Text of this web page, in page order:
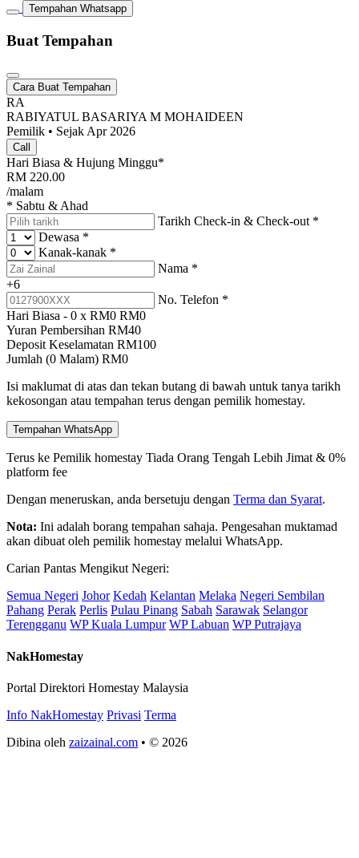
Tempahan Whatsapp
Buat Tempahan
Cara Buat Tempahan
RA
RABIYATUL BASARIYA M MOHAIDEEN
Pemilik • Sejak Apr 2026
Call
Hari Biasa & Hujung Minggu*
RM 220.00
/malam
* Sabtu & Ahad
Tarikh Check-in & Check-out *
Dewasa *
Kanak-kanak *
Nama *
+6
No. Telefon *
Hari Biasa - 0 x RM0 RM0
Yuran Pembersihan RM40
Deposit Keselamatan RM100
Jumlah (0 Malam) RM0
Isi maklumat di atas dan tekan butang di bawah untuk tanya tarikh
kekosongan atau tempahan terus dengan pemilik homestay.
Tempahan WhatsApp
Terus ke Pemilik homestay Tiada Orang Tengah Lebih Jimat & 0%
platform fee
Dengan meneruskan, anda bersetuju dengan Terma dan Syarat.
Nota: Ini adalah borang tempahan sahaja. Pengesahan muktamad
akan dibuat oleh pemilik homestay melalui WhatsApp.
Carian Pantas Mengikut Negeri:
Semua Negeri Johor Kedah Kelantan Melaka Negeri Sembilan
Pahang Perak Perlis Pulau Pinang Sabah Sarawak Selangor
Terengganu WP Kuala Lumpur WP Labuan WP Putrajaya
NakHomestay
Portal Direktori Homestay Malaysia
Info NakHomestay Privasi Terma
Dibina oleh zaizainal.com • © 2026